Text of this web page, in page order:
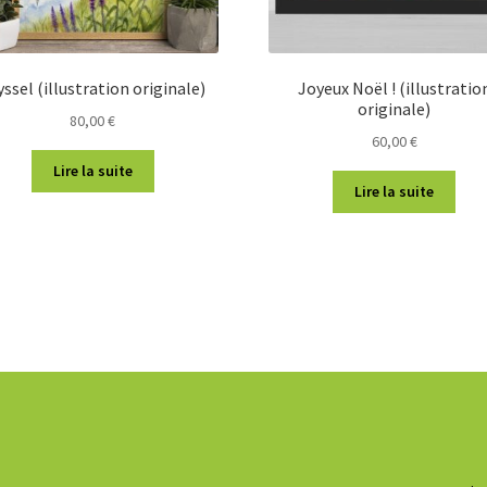
(illustration originale)
80,00€
Lire la suite
Joyeux Noël !
originale)
60,00€
Lire la suite